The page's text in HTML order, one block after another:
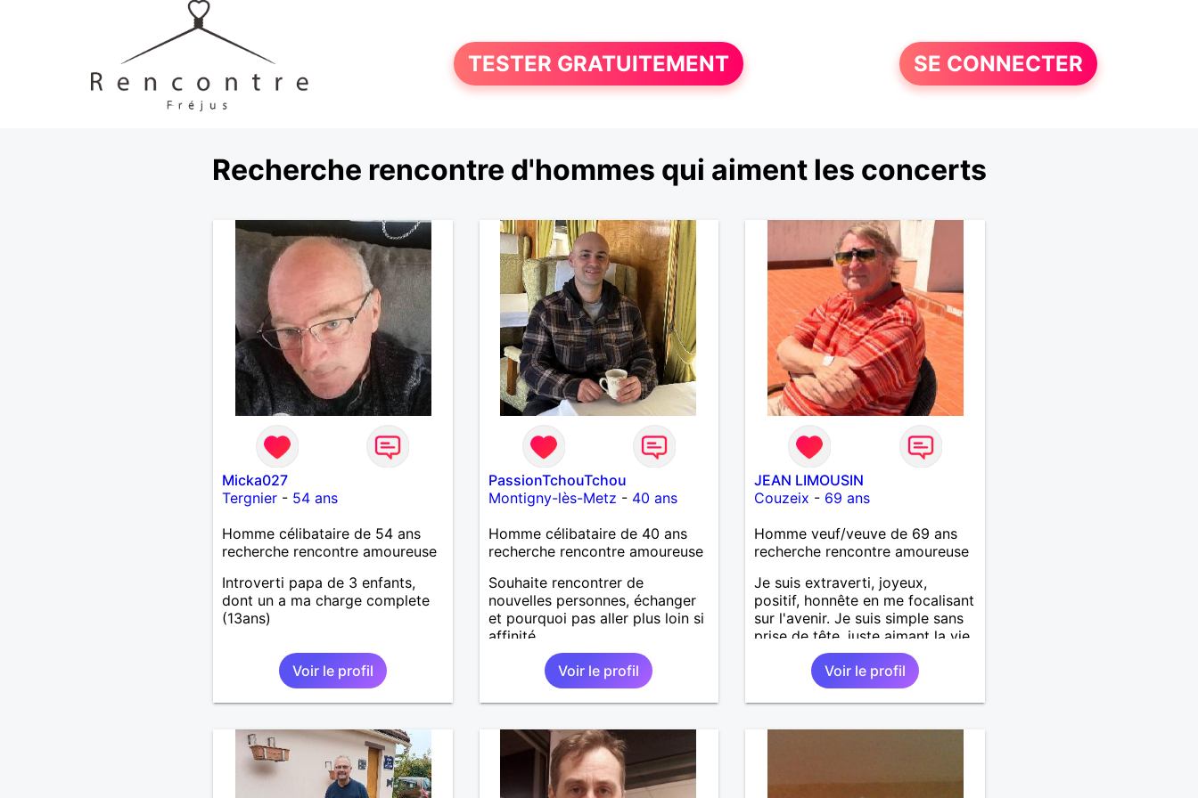
TESTER GRATUITEMENT SE CONNECTER
Recherche rencontre d'hommes qui aiment les concerts
Micka027
Tergnier- 54 ans
Homme célibataire de 54 ans
recherche rencontre amoureuse
Introverti papa de 3 enfants,
dont un a ma charge complete
(13ans)
Voir le profil
PassionTchouTchou
Montigny-lès-Metz - 40 ans
Homme célibataire de 40 ans
recherche rencontre amoureuse
Souhaite rencontrer de
nouvelles personnes, échanger
et pourquoi pas aller plus loin si
affinité...
Voir le profil
JEAN LIMOUSIN
Couzeix - 69 ans
Homme veuf/veuve de 69 ans
recherche rencontre amoureuse
Je suis extraverti, joyeux,
positif, honnête en me focalisant
sur l'avenir. Je suis simple sans
prise de tête, juste aimant la vie.
Toujours en pensées positives,
heureux de vivre. Malgré mon
veuvage je me tourne vers
l'avenir pour une deuxième vie
premier temps, se connaître,
Voir le profil